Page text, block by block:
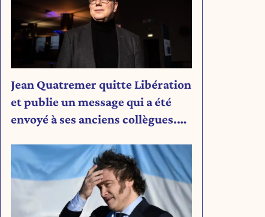
Jean Quatremer quitte Libération
et publie un message qui a été
envoyé à ses anciens collègues.